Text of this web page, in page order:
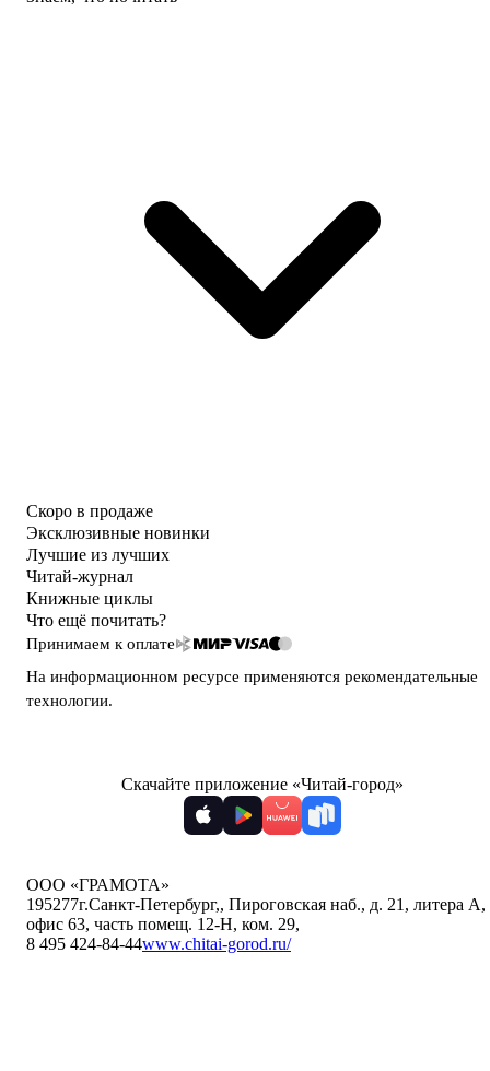
Скоро в продаже
Эксклюзивные новинки
Лучшие из лучших
Читай-журнал
Книжные циклы
Что ещё почитать?
Принимаем к оплате
На информационном ресурсе применяются рекомендательные
технологии.
Скачайте приложение «Читай-город»
ООО «ГРАМОТА»
195277г.Санкт-Петербург,, Пироговская наб., д. 21, литера А,
офис 63, часть помещ. 12-Н, ком. 29,
8 495 424-84-44www.chitai-gorod.ru/